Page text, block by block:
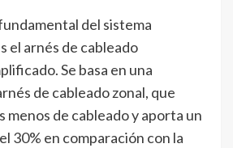
del sistema
el arnés de cableado
Se basa en una
de cableado zonal, que
menos de cableado y aporta un
30% en comparación con la